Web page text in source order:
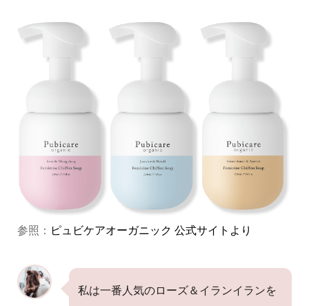
参照： ピュビケアオーガニック 公式サイトより
私は一番人気のローズ＆イランイランを